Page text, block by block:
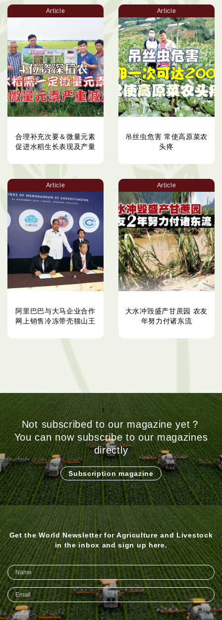
Article
合理补充次要＆微量元素
促进水稻生长表现及产量
Article
吊丝虫危害 常使高原菜农
头疼
Article
阿里巴巴与大马企业合作
网上销售冷冻带壳猫山王
Article
大水冲毁盛产甘蔗园 农友
年努力付诸东流
Not subscribed to our magazine yet？
You can now subscribe to our magazines
directly
Subscription magazine
Get the World Newsletter for Agriculture and Livestock
in the inbox and sign up here.